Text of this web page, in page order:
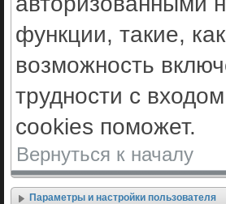
функции, такие,
возможность
трудности с
cookies поможет.
Вернуться к началу
Параметры и настройки пользователя